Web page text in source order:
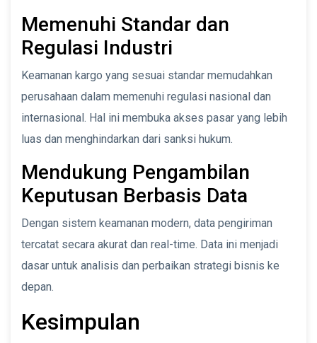
Memenuhi Standar dan
Regulasi Industri
Keamanan kargo yang sesuai standar memudahkan
perusahaan dalam memenuhi regulasi nasional dan
internasional. Hal ini membuka akses pasar yang lebih
luas dan menghindarkan dari sanksi hukum.
Mendukung Pengambilan
Keputusan Berbasis Data
Dengan sistem keamanan modern, data pengiriman
tercatat secara akurat dan real-time. Data ini menjadi
dasar untuk analisis dan perbaikan strategi bisnis ke
depan.
Kesimpulan